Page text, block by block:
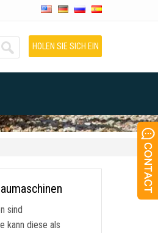
HOLEN SIE SICH EIN
sind
kann diese als